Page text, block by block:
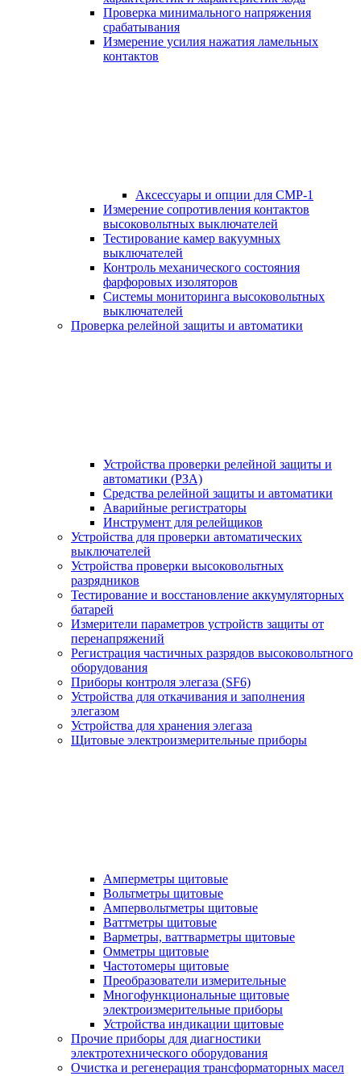
Проверка минимального напряжения
срабатывания
Измерение усилия нажатия ламельных
контактов
Аксессуары и опции для СМР-1
Измерение сопротивления контактов
высоковольтных выключателей
Тестирование камер вакуумных
выключателей
Контроль механического состояния
фарфоровых изоляторов
Системы мониторинга высоковольтных
выключателей
Проверка релейной защиты и автоматики
Устройства проверки релейной защиты и
автоматики (РЗА)
Средства релейной защиты и автоматики
Аварийные регистраторы
Инструмент для релейщиков
Устройства для проверки автоматических
выключателей
Устройства проверки высоковольтных
разрядников
Тестирование и восстановление аккумуляторных
батарей
Измерители параметров устройств защиты от
перенапряжений
Регистрация частичных разрядов высоковольтного
оборудования
Приборы контроля элегаза (SF6)
Устройства для откачивания и заполнения
элегазом
Устройства для хранения элегаза
Щитовые электроизмерительные приборы
Амперметры щитовые
Вольтметры щитовые
Ампервольтметры щитовые
Ваттметры щитовые
Варметры, ваттварметры щитовые
Омметры щитовые
Частотомеры щитовые
Преобразователи измерительные
Многофункциональные щитовые
электроизмерительные приборы
Устройства индикации щитовые
Прочие приборы для диагностики
электротехнического оборудования
Очистка и регенерация трансформаторных масел